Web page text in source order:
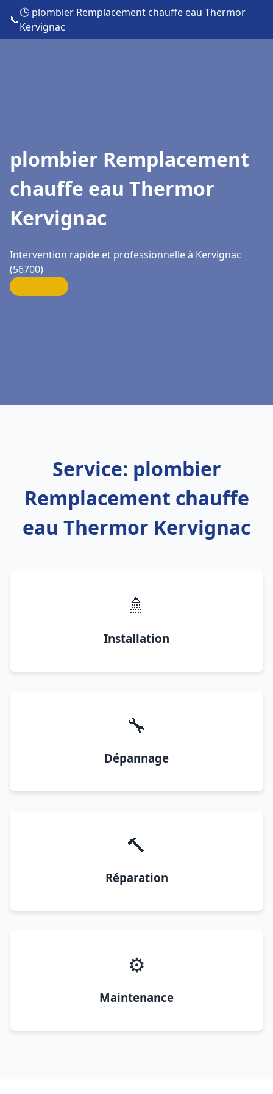
📞
🕒 plombier Remplacement chauffe eau Thermor
Kervignac
plombier Remplacement
chauffe eau Thermor
Kervignac
Intervention rapide et professionnelle à Kervignac
(56700)
Service: plombier
Remplacement chauffe
eau Thermor Kervignac
🚿
Installation
🔧
Dépannage
🔨
Réparation
⚙️
Maintenance